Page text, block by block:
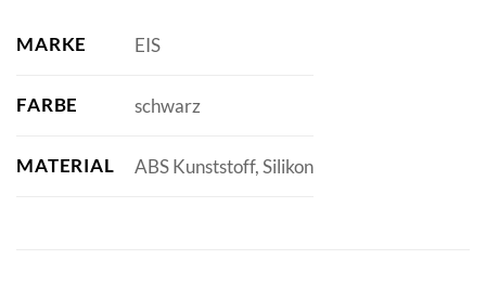
MARKE EIS
FARBE schwarz
MATERIAL ABS Kunststoff, Silikon